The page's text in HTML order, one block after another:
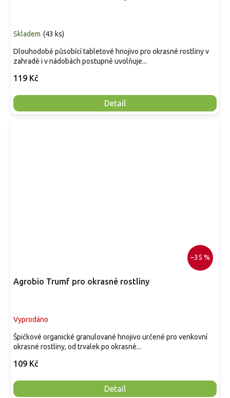
Skladem (43 ks)
119 Kč
Detail
Dlouhodobě působící tabletové hnojivo pro okrasné rostliny v
zahradě i v nádobách postupně uvolňuje...
–35 %
Agrobio Trumf pro okrasné rostliny
Vyprodáno
109 Kč
Detail
Špičkové organické granulované hnojivo určené pro venkovní
okrasné rostliny, od trvalek po okrasné...